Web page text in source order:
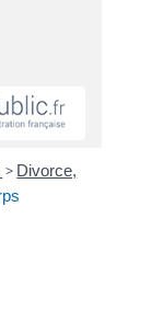
> Divorce,